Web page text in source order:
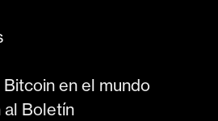
en el mundo
al Boletín